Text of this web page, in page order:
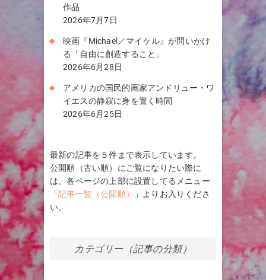
作品
2026年7月7日
映画『Michael／マイケル』が問いかけ
る「自由に創造すること」
2026年6月28日
アメリカの国民的画家アンドリュー・ワ
イエスの静寂に身を置く時間
2026年6月25日
最新の記事を５件まで表示しています。
公開順（古い順）にご覧になりたい際に
は、各ページの上部に設置してるメニュー
「記事一覧（公開順）
」よりお入りくださ
い。
カテゴリー（記事の分類）